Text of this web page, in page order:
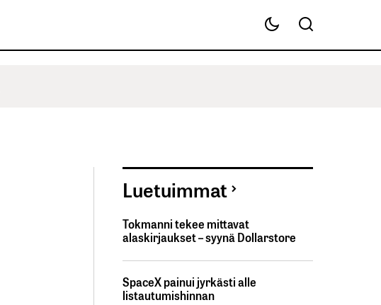
Luetuimmat
Tokmanni tekee mittavat
alaskirjaukset – syynä Dollarstore
SpaceX painui jyrkästi alle
listautumishinnan